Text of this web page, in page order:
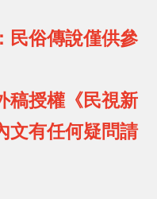
民俗傳說僅供參
稿授權《民視新
文有任何疑問請